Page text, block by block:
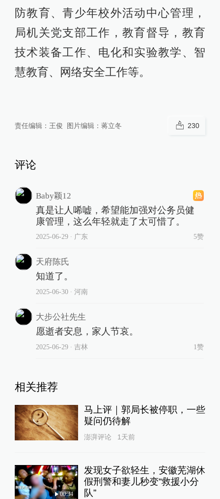
防教育、青少年校外活动中心管理，
局机关党支部工作，教育督导，教育
技术装备工作、电化和实验教学、智
慧教育、网络安全工作等。
责任编辑： 王俊 图片编辑： 蒋立冬 230
评论
Baby颖12
真是让人唏嘘，希望能加强对公务员健
康管理，这么年轻就走了太可惜了。
2025-06-29∙ 广东 5赞
天府陈氏
知道了。
2025-06-30∙ 河南
大步公社先生
愿逝者安息，家人节哀。
2025-06-29∙ 吉林 1赞
相关推荐
马上评｜郭局长被停职，一些
疑问仍待解
澎湃评论 1天前
00:34
发现女子欲轻生，安徽芜湖休
假刑警和妻儿秒变“救援小分
队”